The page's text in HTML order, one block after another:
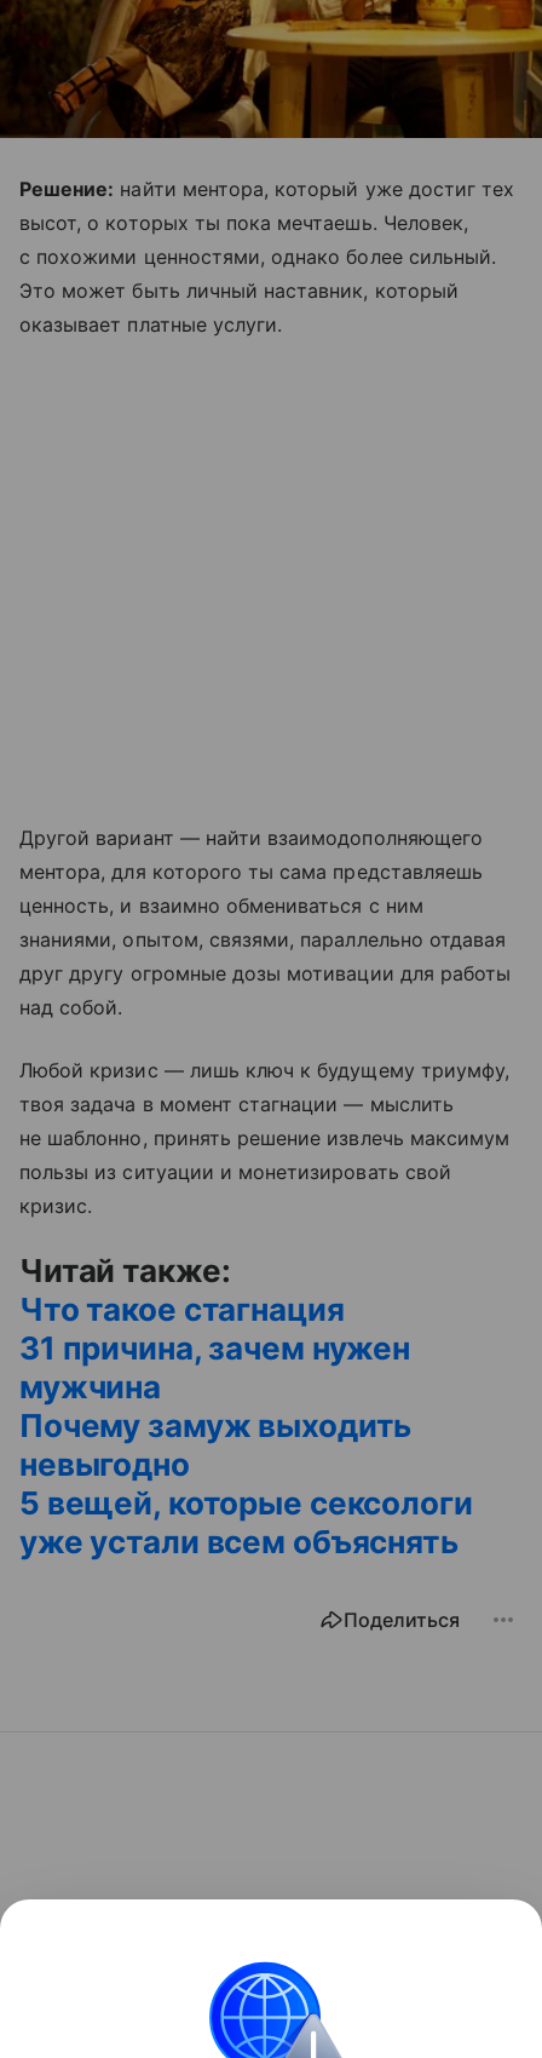
Решение: найти ментора, который уже достиг тех
высот, о которых ты пока мечтаешь. Человек,
с похожими ценностями, однако более сильный.
Это может быть личный наставник, который
оказывает платные услуги.
Другой вариант — найти взаимодополняющего
ментора, для которого ты сама представляешь
ценность, и взаимно обмениваться с ним
знаниями, опытом, связями, параллельно отдавая
друг другу огромные дозы мотивации для работы
над собой.
Любой кризис — лишь ключ к будущему триумфу,
твоя задача в момент стагнации — мыслить
не шаблонно, принять решение извлечь максимум
пользы из ситуации и монетизировать свой
кризис.
Читай также:
Что такое стагнация
31 причина, зачем нужен
мужчина
Почему замуж выходить
невыгодно
5 вещей, которые сексологи
уже устали всем объяснять
Поделиться